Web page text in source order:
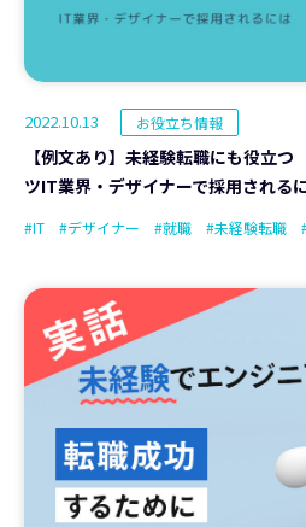
2022.10.13 お役立ち情報
【例文あり】未経験転職にも役立つ
ツIT業界・デザイナーで採用される
#IT #デザイナー #就職 #未経験転職